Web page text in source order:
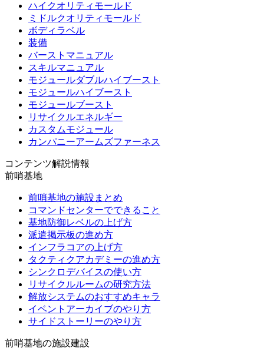
ハイクオリティモールド
ミドルクオリティモールド
ボディラベル
装備
バーストマニュアル
スキルマニュアル
モジュールダブルハイブースト
モジュールハイブースト
モジュールブースト
リサイクルエネルギー
カスタムモジュール
カンパニーアームズファーネス
コンテンツ解説情報
前哨基地
前哨基地の施設まとめ
コマンドセンターでできること
基地防御レベルの上げ方
派遣掲示板の進め方
インフラコアの上げ方
タクティクアカデミーの進め方
シンクロデバイスの使い方
リサイクルルームの研究方法
解放システムのおすすめキャラ
イベントアーカイブのやり方
サイドストーリーのやり方
前哨基地の施設建設